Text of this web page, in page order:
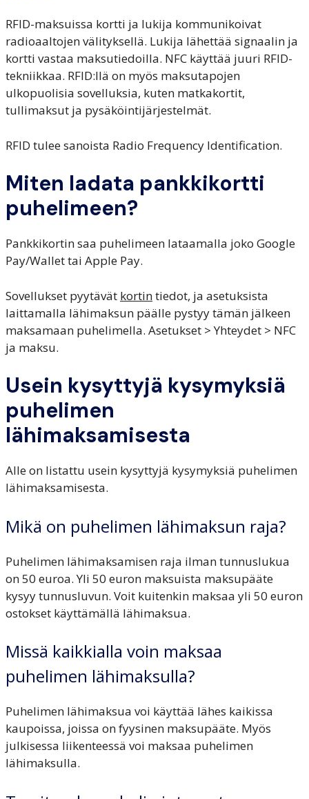
RFID-maksuissa kortti ja lukija kommunikoivat
radioaaltojen välityksellä. Lukija lähettää signaalin ja
kortti vastaa maksutiedoilla. NFC käyttää juuri RFID-
tekniikkaa. RFID:llä on myös maksutapojen
ulkopuolisia sovelluksia, kuten matkakortit,
tullimaksut ja pysäköintijärjestelmät.
RFID tulee sanoista Radio Frequency Identification.
Miten ladata pankkikortti
puhelimeen?
Pankkikortin saa puhelimeen lataamalla joko Google
Pay/Wallet tai Apple Pay.
Sovellukset pyytävät kortintiedot, ja asetuksista
laittamalla lähimaksun päälle pystyy tämän jälkeen
maksamaan puhelimella. Asetukset > Yhteydet > NFC
ja maksu.
Usein kysyttyjä kysymyksiä
puhelimen
lähimaksamisesta
Alle on listattu usein kysyttyjä kysymyksiä puhelimen
lähimaksamisesta.
Mikä on puhelimen lähimaksun raja?
Puhelimen lähimaksamisen raja ilman tunnuslukua
on 50 euroa. Yli 50 euron maksuista maksupääte
kysyy tunnusluvun. Voit kuitenkin maksaa yli 50 euron
ostokset käyttämällä lähimaksua.
Missä kaikkialla voin maksaa
puhelimen lähimaksulla?
Puhelimen lähimaksua voi käyttää lähes kaikissa
kaupoissa, joissa on fyysinen maksupääte. Myös
julkisessa liikenteessä voi maksaa puhelimen
lähimaksulla.